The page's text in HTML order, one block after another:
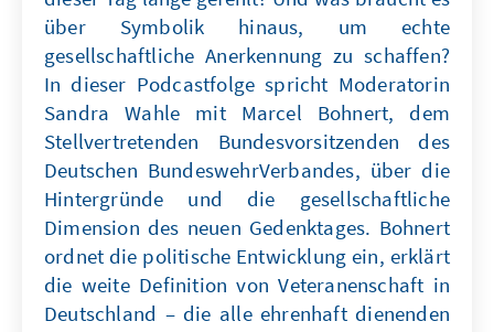
über Symbolik hinaus, um echte
gesellschaftliche Anerkennung zu schaffen?
In dieser Podcastfolge spricht Moderatorin
Sandra Wahle mit Marcel Bohnert, dem
Stellvertretenden Bundesvorsitzenden des
Deutschen BundeswehrVerbandes, über die
Hintergründe und die gesellschaftliche
Dimension des neuen Gedenktages. Bohnert
ordnet die politische Entwicklung ein, erklärt
die weite Definition von Veteranenschaft in
Deutschland – die alle ehrenhaft dienenden